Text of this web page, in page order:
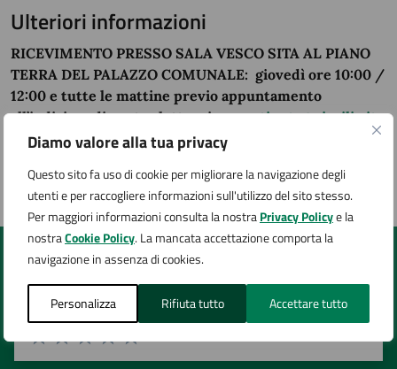
Diamo valore alla tua privacy
Questo sito fa uso di cookie per migliorare la navigazione degli
utenti e per raccogliere informazioni sull'utilizzo del sito stesso.
Per maggiori informazioni consulta la nostraPrivacy Policye la
nostraCookie Policy. La mancata accettazione comporta la
navigazione in assenza di cookies.
Personalizza Rifiuta tutto Accettare tutto
Ulteriori informazioni
RICEVIMENTO PRESSO SALA VESCO SITA AL PIANO
TERRA DEL PALAZZO COMUNALE: giovedì ore 10:00 /
12:00 e tutte le mattine previo appuntamento
all’indirizzo di posta elettronicamonti.arte@virgilio.it
Pagina aggiornata il 20/05/2026
Quanto sono chiare le informazioni su questa
pagina?
Valuta 5 stelle su 5
Valuta 4 stelle su 5
Valuta 3 stelle su 5
Valuta 2 stelle su 5
Valuta 1 stelle su 5